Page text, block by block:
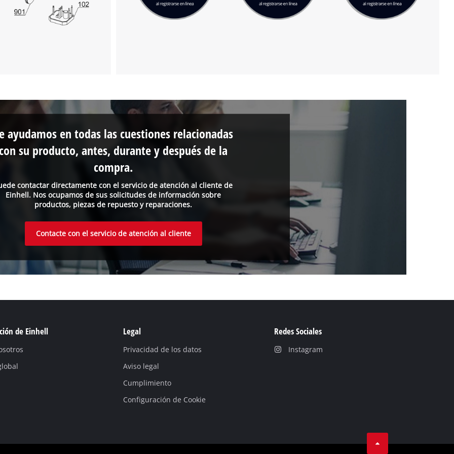
contactar directamente con el servicio de atención al cliente de
Einhell. Nos ocupamos de sus solicitudes de información sobre
productos, piezas de repuesto y reparaciones.
ayudamos en todas las cuestiones relacionadas
su producto, antes, durante y después de la
compra.
Contacte con el servicio de atención al cliente
de Einhell Legal
Privacidad de los datos
Aviso legal
Cumplimiento
Configuración de Cookie
Redes Sociales
Instagram